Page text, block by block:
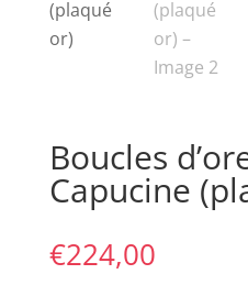
Boucles
Capucine
€224,00